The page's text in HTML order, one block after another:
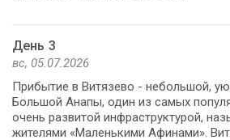
День 3
вс, 05.07.2026
Прибытие в Витязево - небольшой,
Большой Анапы, один из самых
очень развитой инфраструктурой,
жителями «Маленькими Афинами».